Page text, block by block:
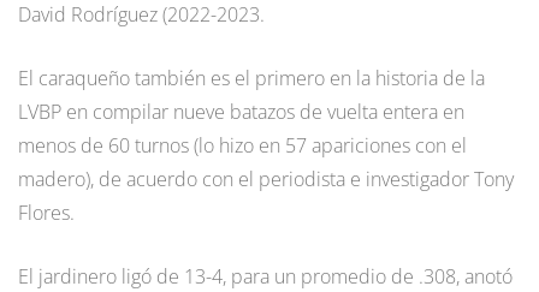
David Rodríguez (2022-2023.
El caraqueño también es el primero en la historia de la
LVBP en compilar nueve batazos de vuelta entera en
menos de 60 turnos (lo hizo en 57 apariciones con el
madero), de acuerdo con el periodista e investigador Tony
Flores.
El jardinero ligó de 13-4, para un promedio de .308, anotó